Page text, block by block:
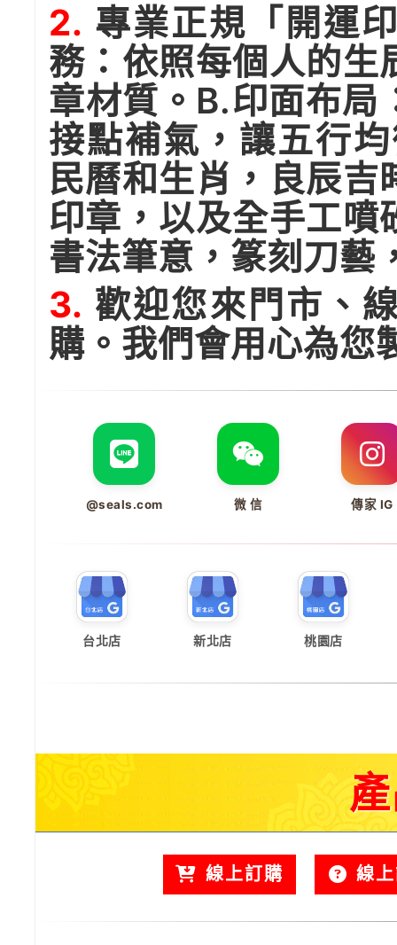
2. 專業正規「開運
務：依照每個人的生
章材質。B.印面布局
接點補氣，讓五行
民曆和生肖，良辰吉
印章，以及全手工噴
書法筆意，篆刻刀藝
3. 歡迎您來門市、
購。我們會用心為您
@seals.com 微 信 傳家 IG
台北店 新北店 桃園店
線上訂購 線